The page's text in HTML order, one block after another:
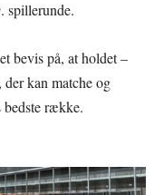
spillerunde.
bevis på, at holdet –
kan matche og
bedste række.